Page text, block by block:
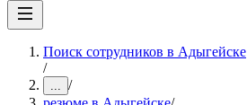
Поиск сотрудников в Адыгейске
/
... /